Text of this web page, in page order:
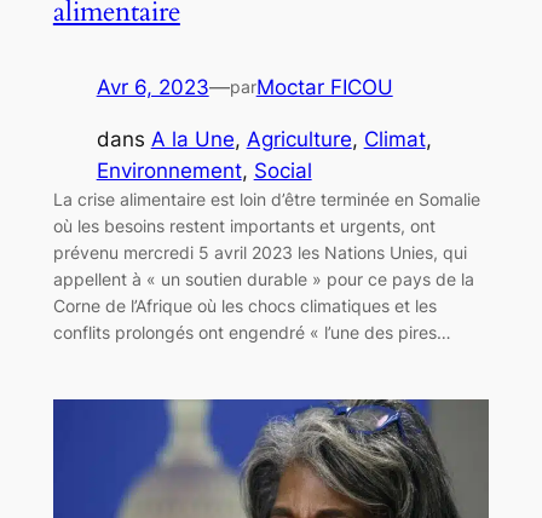
alimentaire
Avr 6, 2023—parMoctar FICOU
dans A la Une, Agriculture, Climat
Environnement, Social
La crise alimentaire est loin d’être terminée en Somalie
où les besoins restent importants et urgents, ont
prévenu mercredi 5 avril 2023 les Nations Unies, qui
appellent à « un soutien durable » pour ce pays de la
Corne de l’Afrique où les chocs climatiques et les
conflits prolongés ont engendré « l’une des pires…